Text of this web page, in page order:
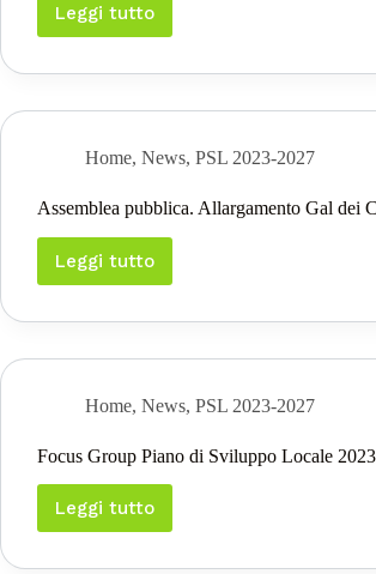
Leggi tutto
Primo
Focus
2023-
Home, News, PSL 2023-2027
Assemblea pubblica. Allargamento Gal dei
Leggi tutto
Assemblea
pubblica.
dei
Home, News, PSL 2023-2027
Focus Group Piano di Sviluppo Locale
Leggi tutto
Focus
Group